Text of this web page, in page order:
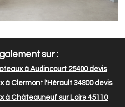
sur :
à Audincourt 25400devis
à Clermont l'Hérault 34800devis
à Châteauneuf sur Loire 45110